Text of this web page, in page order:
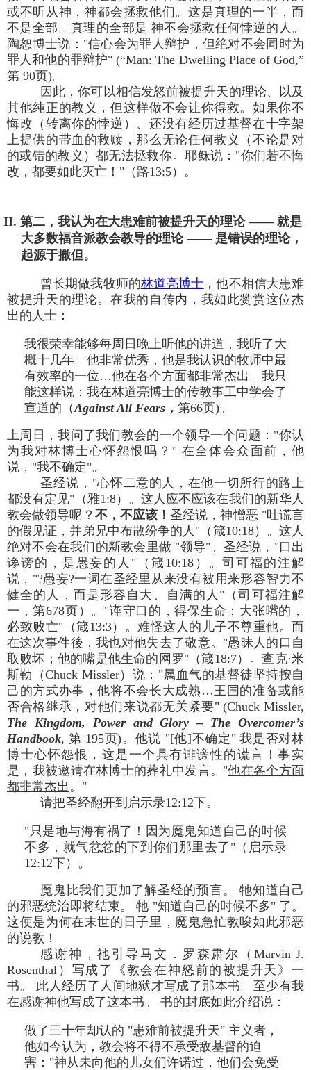
或不听从神，神都会拯救他们。这是真理的一半，而
不是全部 。真理的全部是 神不会拯救任何悖逆的人。
陶恕博士说："信心会为罪人辩护，但绝对不会同时为
罪人和他的罪辩护" (“Man: The Dwelling Place of God,”
第 90页)。
因此，你可以相信发怒前被提升天的理论、以及
其他纯正的教义，但这样做不会让你得救。如果你不
悔改（转离你的悖逆）、还没有经历过基督在十字架
上提供的带血的救赎，那么无论任何教义（不论是对
的或错的教义）都无法拯救你。耶稣说："你们若不悔
改，都要如此灭亡！"（路13:5）。
II. 第二，我认为在大患难前被提升天的理论 —— 就是
大多数福音派教会教导的理论 —— 是错误的理论，
起源于撒但。
曾长期做我牧师的林道亮博士 ，他不相信大患难
被提升天的理论。在我的自传内，我如此赞赏这位杰
出的人士：
我很荣幸能够每周日晚上听他的讲道，我听了大
概十几年。他非常优秀，他是我认识的牧师中最
有效率的一位…他在各个方面都非常杰出 。我只
能这样说：我在林道亮博士的传教事工中学会了
宣道的（Against All Fears， 第66页)。
上周日，我问了我们教会的一个领导一个问题："你认
为我对林博士心怀怨恨吗？" 在全体会众面前，他
说，"我不确定"。
圣经说，"心怀二意的人，在他一切所行的路上
都没有定见"（雅1:8）。这人应不应该在我们的新华人
教会做领导呢？ 不，不应该！圣经说，神憎恶 "吐谎言
的假见证，并弟兄中布散纷争的人"（箴10:18）。这人
绝对不会在我们的新教会里做 "领导"。圣经说，"口出
谗谤的，是愚妄的人"（箴10:18）。司可福的注解
说，"?愚妄?一词在圣经里从来没有被用来形容智力不
健全的人，而是形容自大、自满的人"（司可福注解
一，第678页）。"谨守口的，得保生命；大张嘴的，
必致败亡"（箴13:3）。难怪这人的儿子不尊重他。而
在这次事件後，我也对他失去了敬意。"愚昧人的口自
取败坏；他的嘴是他生命的网罗"（箴18:7）。查克·米
斯勒（Chuck Missler）说："属血气的基督徒坚持按自
己的方式办事，他将不会长大成熟…王国的准备或能
否合格继承，对他们来说都无关紧要" (Chuck Missler,
The Kingdom, Power and Glory – The Overcomer’s
Handbook, 第 195页)。他说 "[他]不确定" 我是否对林
博士心怀怨恨，这是一个具有诽谤性的谎言！事实
是，我被邀请在林博士的葬礼中发言。"他在各个方面
都非常杰出 。"
请把圣经翻开到启示录12:12下。
"只是地与海有祸了！因为魔鬼知道自己的时候
不多，就气忿忿的下到你们那里去了"（启示录
12:12下）。
魔鬼比我们更加了解圣经的预言。 牠知道自己
的邪恶统治即将结束。 牠 "知道自己的时候不多" 了。
这便是为何在末世的日子里，魔鬼急忙教唆如此邪恶
的说教！
感谢神，祂引导马文．罗森肃尔（Marvin J.
Rosenthal）写成了《教会在神怒前的被提升天》一
书。 此人经历了人间地狱才写成了那本书。至少有我
在感谢神他写成了这本书。 书的封底如此介绍说：
做了三十年却认的 "患难前被提升天" 主义者，
他如今认为，教会将不得不承受敌基督的迫
害："神从未向他的儿女们许诺过，他们会免受